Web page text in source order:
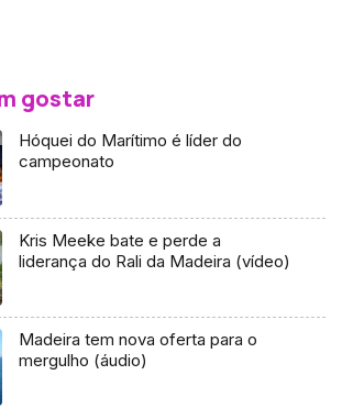
gostar
Hóquei do Marítimo é líder do
campeonato
Kris Meeke bate e perde a
liderança do Rali da Madeira (vídeo)
Madeira tem nova oferta para o
mergulho (áudio)